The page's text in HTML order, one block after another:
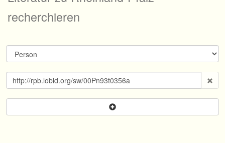
recherchieren